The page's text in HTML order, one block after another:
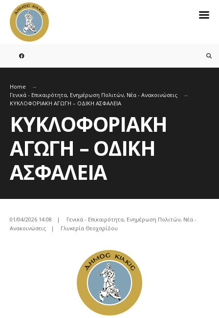
Home
Γενικά - Επικαιρότητα, Ενημέρωση Πολιτών, Νέα - Ανακοινώσεις
ΚΥΚΛΟΦΟΡΙΑΚΗ ΑΓΩΓΗ – ΟΔΙΚΗ ΑΣΦΑΛΕΙΑ
ΚΥΚΛΟΦΟΡΙΑΚΗ
ΑΓΩΓΗ – ΟΔΙΚΗ
ΑΣΦΑΛΕΙΑ
01/04/2026 14:08 | Γενικά - Επικαιρότητα, Ενημέρωση Πολιτών, Νέα -
Ανακοινώσεις
| Γλυκερία Θεοχαρίδου